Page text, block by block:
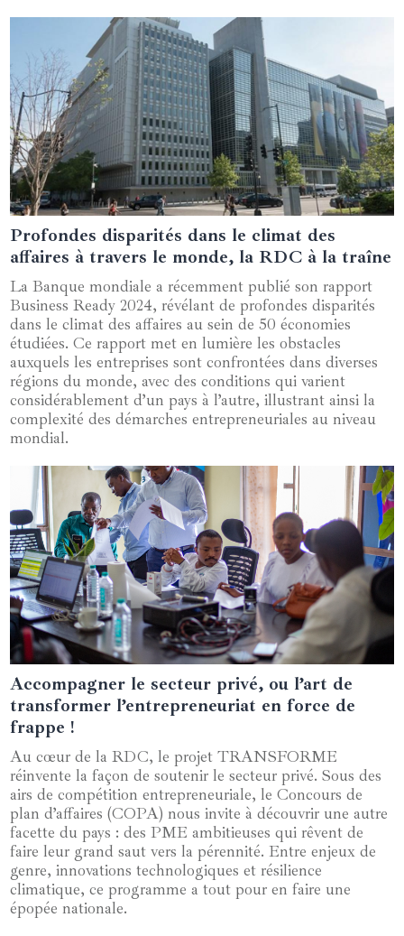
09 octobre 2024
Profondes disparités dans le climat des
affaires à travers le monde, la RDC à la traîne
La Banque mondiale a récemment publié son rapport
Business Ready 2024, révélant de profondes disparités
dans le climat des affaires au sein de 50 économies
étudiées. Ce rapport met en lumière les obstacles
auxquels les entreprises sont confrontées dans diverses
régions du monde, avec des conditions qui varient
considérablement d’un pays à l’autre, illustrant ainsi la
complexité des démarches entrepreneuriales au niveau
mondial.
01 novembre 2024
Accompagner le secteur privé, ou l’art de
transformer l’entrepreneuriat en force de
frappe !
Au cœur de la RDC, le projet TRANSFORME
réinvente la façon de soutenir le secteur privé. Sous des
airs de compétition entrepreneuriale, le Concours de
plan d’affaires (COPA) nous invite à découvrir une autre
facette du pays : des PME ambitieuses qui rêvent de
faire leur grand saut vers la pérennité. Entre enjeux de
genre, innovations technologiques et résilience
climatique, ce programme a tout pour en faire une
épopée nationale.